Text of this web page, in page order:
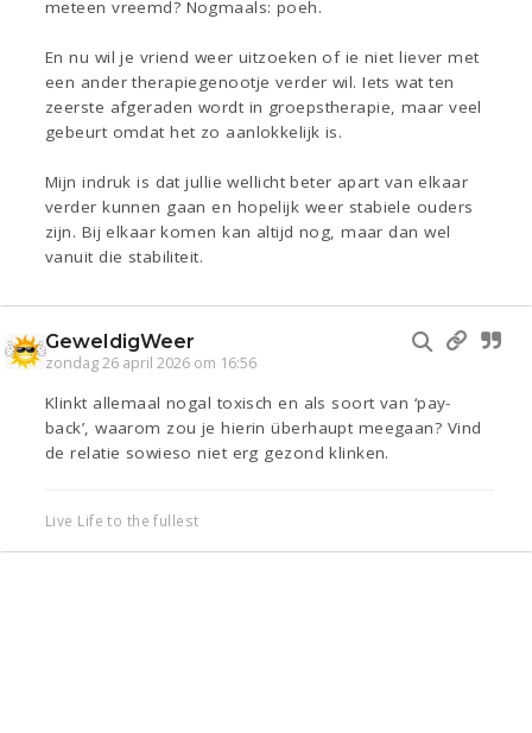
meteen vreemd? Nogmaals: poeh.
En nu wil je vriend weer uitzoeken of ie niet liever met
een ander therapiegenootje verder wil. Iets wat ten
zeerste afgeraden wordt in groepstherapie, maar veel
gebeurt omdat het zo aanlokkelijk is.
Mijn indruk is dat jullie wellicht beter apart van elkaar
verder kunnen gaan en hopelijk weer stabiele ouders
zijn. Bij elkaar komen kan altijd nog, maar dan wel
vanuit die stabiliteit.
GeweldigWeer
zondag 26 april 2026 om 16:56
Klinkt allemaal nogal toxisch en als soort van ‘pay-
back’, waarom zou je hierin überhaupt meegaan? Vind
de relatie sowieso niet erg gezond klinken.
Live Life to the fullest